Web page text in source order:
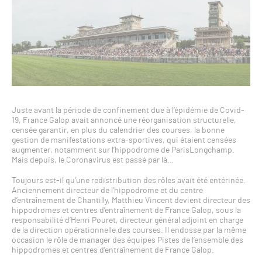
Juste avant la période de confinement due à l’épidémie de Covid-
19, France Galop avait annoncé une réorganisation structurelle,
censée garantir, en plus du calendrier des courses, la bonne
gestion de manifestations extra-sportives, qui étaient censées
augmenter, notamment sur l’hippodrome de ParisLongchamp.
Mais depuis, le Coronavirus est passé par là…
Toujours est-il qu’une redistribution des rôles avait été entérinée.
Anciennement directeur de l’hippodrome et du centre
d’entraînement de Chantilly, Matthieu Vincent devient directeur des
hippodromes et centres d’entraînement de France Galop, sous la
responsabilité d’Henri Pouret, directeur général adjoint en charge
de la direction opérationnelle des courses. Il endosse par la même
occasion le rôle de manager des équipes Pistes de l’ensemble des
hippodromes et centres d’entraînement de France Galop.